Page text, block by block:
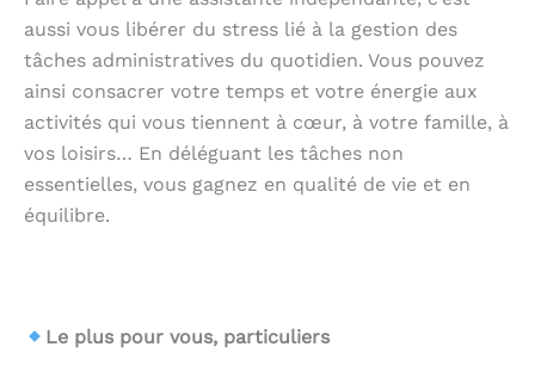
aussi vous libérer du stress lié à la gestion des
tâches administratives du quotidien. Vous pouvez
ainsi consacrer votre temps et votre énergie aux
activités qui vous tiennent à cœur, à votre famille, à
vos loisirs… En déléguant les tâches non
essentielles, vous gagnez en qualité de vie et en
équilibre.
Le plus pour vous, particuliers